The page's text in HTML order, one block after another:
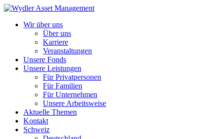
Wir über uns
Über uns
Karriere
Veranstaltungen
Unsere Fonds
Unsere Leistungen
Für Privatpersonen
Für Familien
Für Unternehmen
Unsere Arbeitsweise
Aktuelle Themen
Kontakt
Schweiz